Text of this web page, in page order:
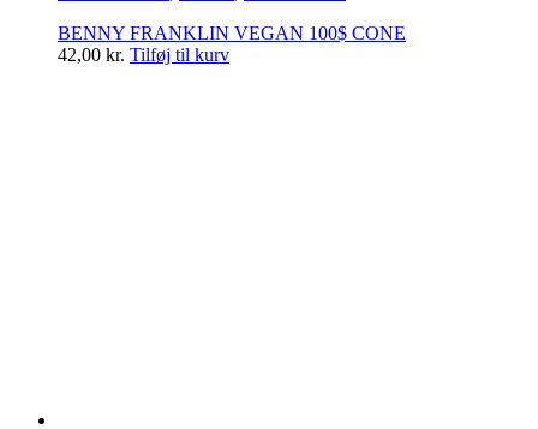
BENNY FRANKLIN VEGAN 100$ CONE
42,00 kr. Tilføj til kurv